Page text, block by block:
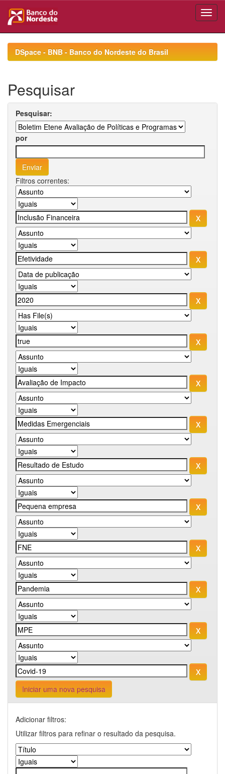
navigationDSpace - BNB - Banco do Nordeste do Brasil
Pesquisar
Pesquisar:
por
Filtros correntes:
Iniciar uma nova pesquisa
Adicionar filtros:
Utilizar filtros para refinar o resultado da pesquisa.